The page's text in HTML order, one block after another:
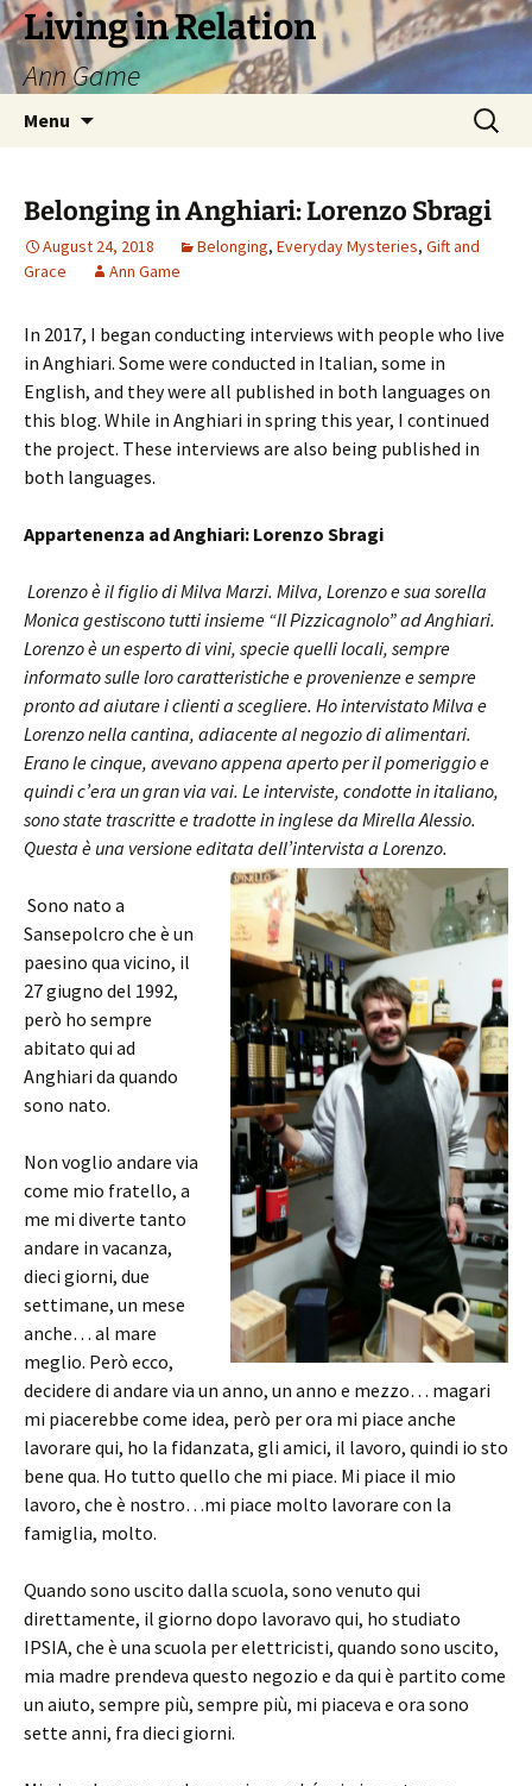
Living in Relation
Ann Game
Menu
Search
for:
Belonging in Anghiari: Lorenzo Sbragi
August 24, 2018 Belonging, Everyday Mysteries, Gift and
Grace
Ann Game
In 2017, I began conducting interviews with people who live
in Anghiari. Some were conducted in Italian, some in
English, and they were all published in both languages on
this blog. While in Anghiari in spring this year, I continued
the project. These interviews are also being published in
both languages.
Appartenenza ad Anghiari: Lorenzo Sbragi
Lorenzo è il figlio di Milva Marzi. Milva, Lorenzo e sua sorella
Monica gestiscono tutti insieme “Il Pizzicagnolo” ad Anghiari.
Lorenzo è un esperto di vini, specie quelli locali, sempre
informato sulle loro caratteristiche e provenienze e sempre
pronto ad aiutare i clienti a scegliere. Ho intervistato Milva e
Lorenzo nella cantina, adiacente al negozio di alimentari.
Erano le cinque, avevano appena aperto per il pomeriggio e
quindi c’era un gran via vai. Le interviste, condotte in italiano,
sono state trascritte e tradotte in inglese da Mirella Alessio.
Questa è una versione editata dell’intervista a Lorenzo.
Sono nato a
Sansepolcro che è un
paesino qua vicino, il
27 giugno del 1992,
però ho sempre
abitato qui ad
Anghiari da quando
sono nato.
Non voglio andare via
come mio fratello, a
me mi diverte tanto
andare in vacanza,
dieci giorni, due
settimane, un mese
anche… al mare
meglio. Però ecco,
decidere di andare via un anno, un anno e mezzo… magari
mi piacerebbe come idea, però per ora mi piace anche
lavorare qui, ho la fidanzata, gli amici, il lavoro, quindi io sto
bene qua. Ho tutto quello che mi piace. Mi piace il mio
lavoro, che è nostro…mi piace molto lavorare con la
famiglia, molto.
Quando sono uscito dalla scuola, sono venuto qui
direttamente, il giorno dopo lavoravo qui, ho studiato
IPSIA, che è una scuola per elettricisti, quando sono uscito,
mia madre prendeva questo negozio e da qui è partito come
un aiuto, sempre più, sempre più, mi piaceva e ora sono
sette anni, fra dieci giorni.